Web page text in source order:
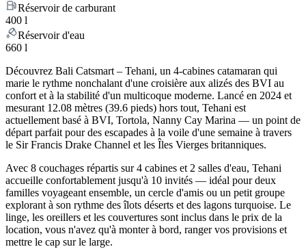
Réservoir de carburant
400 l
Réservoir d'eau
660 l
Découvrez Bali Catsmart – Tehani, un 4-cabines catamaran qui
marie le rythme nonchalant d'une croisière aux alizés des BVI au
confort et à la stabilité d'un multicoque moderne. Lancé en 2024 et
mesurant 12.08 mètres (39.6 pieds) hors tout, Tehani est
actuellement basé à BVI, Tortola, Nanny Cay Marina — un point de
départ parfait pour des escapades à la voile d'une semaine à travers
le Sir Francis Drake Channel et les Îles Vierges britanniques.
Avec 8 couchages répartis sur 4 cabines et 2 salles d'eau, Tehani
accueille confortablement jusqu'à 10 invités — idéal pour deux
familles voyageant ensemble, un cercle d'amis ou un petit groupe
explorant à son rythme des îlots déserts et des lagons turquoise. Le
linge, les oreillers et les couvertures sont inclus dans le prix de la
location, vous n'avez qu'à monter à bord, ranger vos provisions et
mettre le cap sur le large.